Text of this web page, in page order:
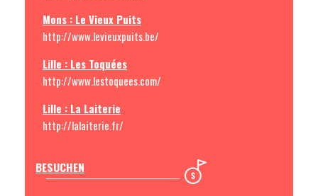
Mons : Le Vieux Puits
http://www.levieuxpuits.be/
Lille : Les Toquées
http://www.lestoquees.com/
Lille : La Laiterie
http://lalaiterie.fr/
BESUCHEN